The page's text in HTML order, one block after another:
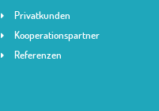
Privatkunden
Kooperationspartner
Referenzen